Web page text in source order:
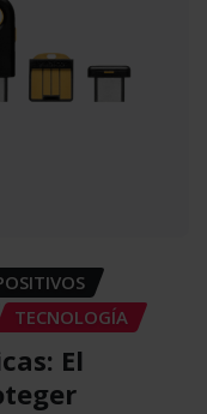
TECNOLOGÍA
El